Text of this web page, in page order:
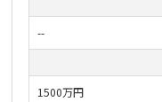
--
1500万円